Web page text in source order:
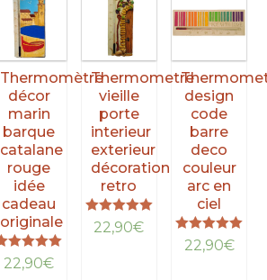
Thermomètre
décor
marin
barque
catalane
rouge
idée
cadeau
originale
Note
5.00
22,90€
Thermometre
vieille
porte
interieur
exterieur
décoration
retro
Note
5.00
22,90€
design
code
barre
deco
couleur
arc en
ciel
Note
5.00
22,90€